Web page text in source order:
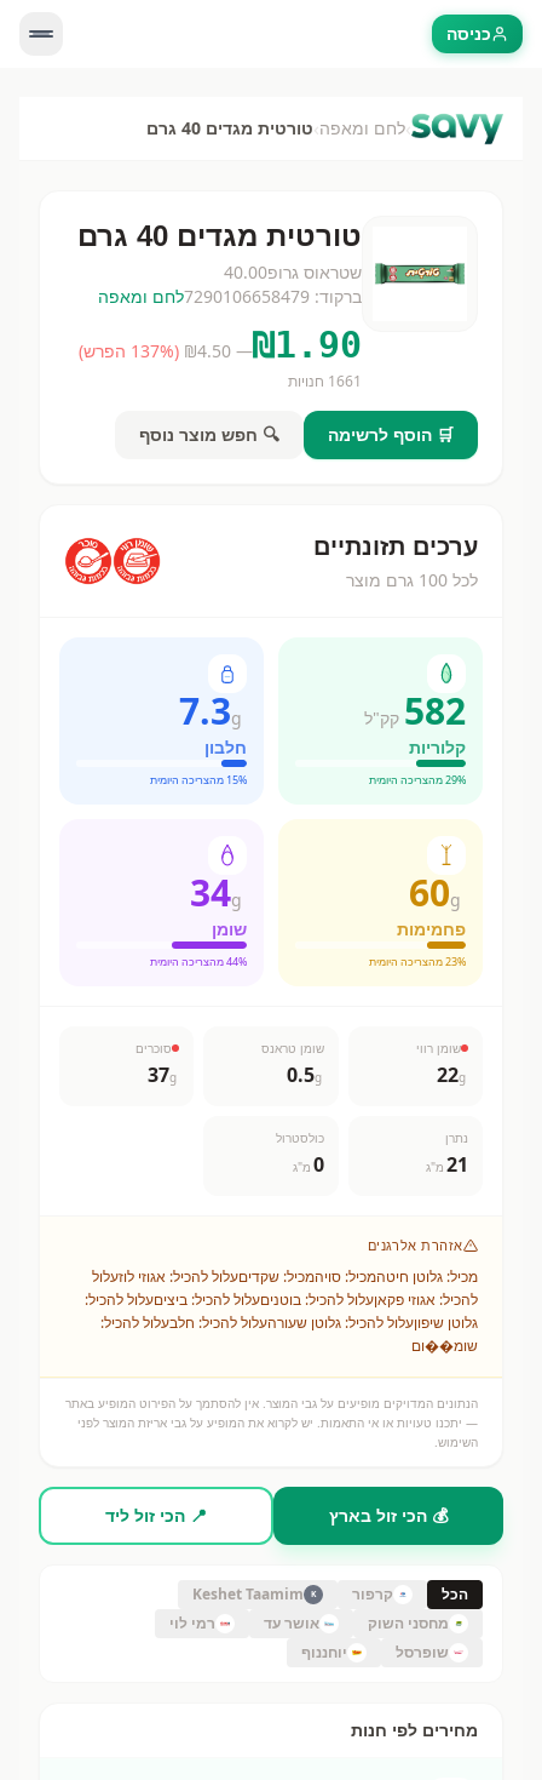
כניסה
›לחם ומאפה›טורטית מגדים 40 גרם
טורטית מגדים 40 גרם
שטראוס גרופ40.00
ברקוד: 7290106658479לחם ומאפה
₪1.90
— ₪
4.50
(
137% הפרש)
1661 חנויות
🛒 הוסף לרשימה 🔍 חפש מוצר נוסף
ערכים תזונתיים
לכל 100 גרם מוצר
582 קק"ל
קלוריות
29% מהצריכה היומית
7.3g
חלבון
15% מהצריכה היומית
60g
פחמימות
23% מהצריכה היומית
34g
שומן
44% מהצריכה היומית
שומן רווי
22g
שומן טראנס
0.5g
סוכרים
37g
נתרן
21 מ"ג
כולסטרול
0 מ"ג
אזהרת אלרגנים
מכיל: גלוטן חיטהמכיל: סויהמכיל: שקדיםעלול להכיל: אגוזי לוזעלול
להכיל: אגוזי פקאןעלול להכיל: בוטניםעלול להכיל: ביציםעלול להכיל:
גלוטן שיפוןעלול להכיל: גלוטן שעורהעלול להכיל: חלבעלול להכיל:
שומ��ום
הנתונים המדויקים מופיעים על גבי המוצר. אין להסתמך על הפירוט המופיע באתר
— יתכנו טעויות או אי התאמות. יש לקרוא את המופיע על גבי אריזת המוצר לפני
השימוש.
💰 הכי זול בארץ 📍 הכי זול ליד
הכל קרפור K
Keshet Taamim
מחסני השוק
אושר עד
רמי לוי
שופרסל
יוחננוף
מחירים לפי חנות